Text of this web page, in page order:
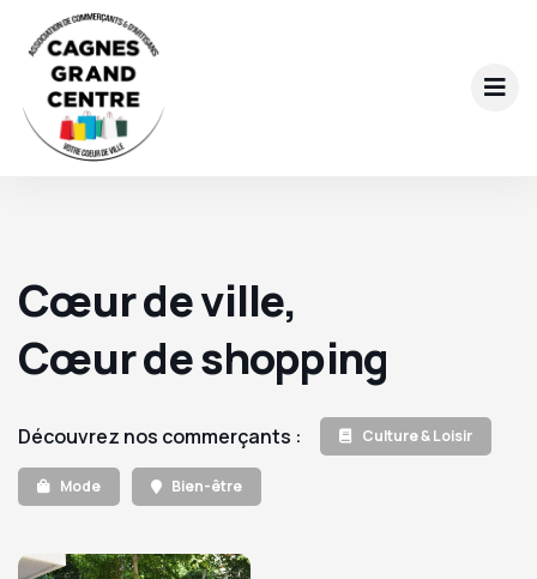
Cœur de ville,
Cœur de shopping
Découvrez nos commerçants : Culture & Loisir
Mode Bien-être